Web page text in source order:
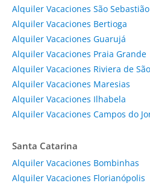
Alquiler Vacaciones São Sebastião
Alquiler Vacaciones Bertioga
Alquiler Vacaciones Guarujá
Alquiler Vacaciones Praia Grande
Alquiler Vacaciones Riviera de
Alquiler Vacaciones Maresias
Alquiler Vacaciones Ilhabela
Alquiler Vacaciones Campos do
Santa Catarina
Alquiler Vacaciones Bombinhas
Alquiler Vacaciones Florianópolis